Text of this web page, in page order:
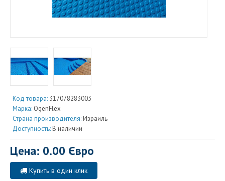
Код товара: 317078283003
Марка: OgenFlex
Страна производителя: Израиль
Доступность: В наличии
Цена: 0.00 Євро
Купить в один клик